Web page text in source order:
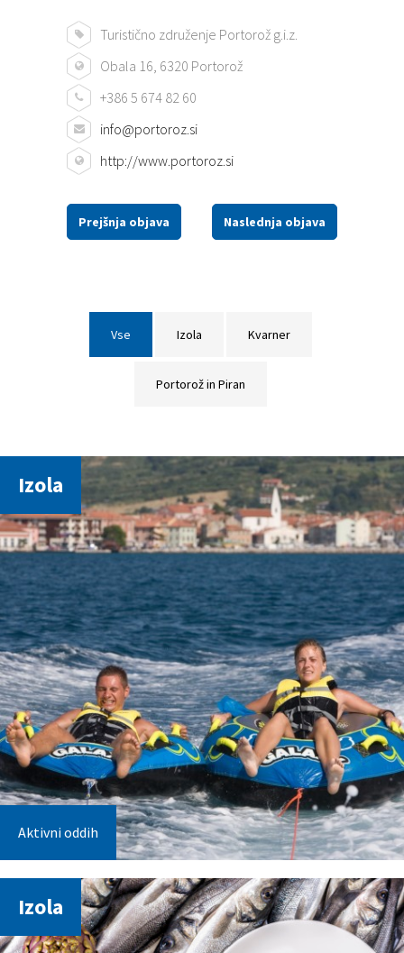
Turistično združenje Portorož g.i.z.
Obala 16, 6320 Portorož
+386 5 674 82 60
info@portoroz.si
http://www.portoroz.si
Prejšnja objava Naslednja objava
Vse Izola Kvarner
Portorož in Piran
Izola
Aktivni oddih
Izola